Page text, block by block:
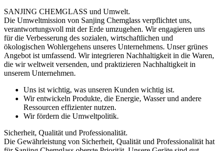
SANJING CHEMGLASS und Umwelt.
Die Umweltmission von Sanjing Chemglass verpflichtet uns,
verantwortungsvoll mit der Erde umzugehen. Wir engagieren uns
für die Verbesserung des sozialen, wirtschaftlichen und
ökologischen Wohlergehens unseres Unternehmens. Unser grünes
Angebot ist umfassend. Wir integrieren Nachhaltigkeit in die Waren,
die wir weltweit versenden, und praktizieren Nachhaltigkeit in
unserem Unternehmen.
Uns ist wichtig, was unseren Kunden wichtig ist.
Wir entwickeln Produkte, die Energie, Wasser und andere
Ressourcen effizienter nutzen.
Wir fördern die Umweltpolitik.
Sicherheit, Qualität und Professionalität.
Die Gewährleistung von Sicherheit, Qualität und Professionalität hat